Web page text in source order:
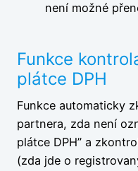
není možné
Funkce
plátce DPH
Funkce automaticky
partnera, zda není
plátce DPH” a
(zda jde o